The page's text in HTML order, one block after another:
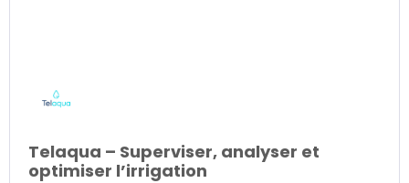
Telaqua – Superviser, analyser et
optimiser l’irrigation